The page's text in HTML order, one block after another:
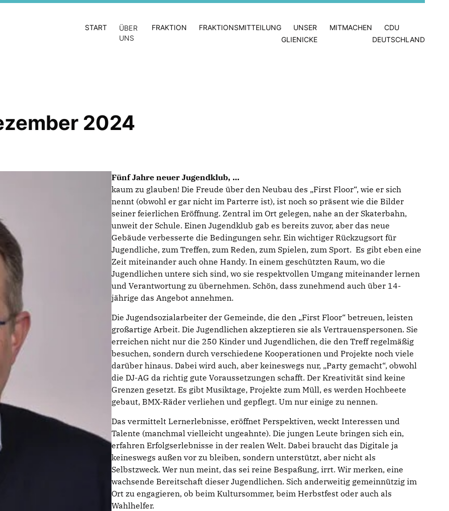
START
ÜBER
UNS
FRAKTION FRAKTIONSMITTEILUNG
UNSER
GLIENICKE
MITMACHEN
CDU
DEUTSCHLAND
2024
Fünf Jahre neuer Jugendklub,
kaum zu glauben! Die Freude über den Neubau des „First Floor“, wie er sich
nennt (obwohl er gar nicht im Parterre ist), ist noch so präsent wie die Bilder
seiner feierlichen Eröffnung. Zentral im Ort gelegen, nahe an der Skaterbahn,
unweit der Schule. Einen Jugendklub gab es bereits zuvor, aber das neue
Gebäude verbesserte die Bedingungen sehr. Ein wichtiger Rückzugsort für
Jugendliche, zum Treffen, zum Reden, zum Spielen, zum Sport. Es gibt eben eine
Zeit miteinander auch ohne Handy. In einem geschützten Raum, wo die
Jugendlichen untere sich sind, wo sie respektvollen Umgang miteinander lernen
und Verantwortung zu übernehmen. Schön, dass zunehmend auch über 14-
jährige das Angebot annehmen.
Die Jugendsozialarbeiter der Gemeinde, die den „First Floor“ betreuen, leisten
großartige Arbeit. Die Jugendlichen akzeptieren sie als Vertrauenspersonen. Sie
erreichen nicht nur die 250 Kinder und Jugendlichen, die den Treff regelmäßig
besuchen, sondern durch verschiedene Kooperationen und Projekte noch viele
darüber hinaus. Dabei wird auch, aber keineswegs nur, „Party gemacht“, obwohl
die DJ-AG da richtig gute Voraussetzungen schafft. Der Kreativität sind keine
Grenzen gesetzt. Es gibt Musiktage, Projekte zum Müll, es werden Hochbeete
gebaut, BMX-Räder verliehen und gepflegt. Um nur einige zu nennen.
Das vermittelt Lernerlebnisse, eröffnet Perspektiven, weckt Interessen und
Talente (manchmal vielleicht ungeahnte). Die jungen Leute bringen sich ein,
erfahren Erfolgserlebnisse in der realen Welt. Dabei braucht das Digitale ja
keineswegs außen vor zu bleiben, sondern unterstützt, aber nicht als
Selbstzweck. Wer nun meint, das sei reine Bespaßung, irrt. Wir merken, eine
wachsende Bereitschaft dieser Jugendlichen. Sich anderweitig gemeinnützig im
Ort zu engagieren, ob beim Kultursommer, beim Herbstfest oder auch als
Wahlhelfer.